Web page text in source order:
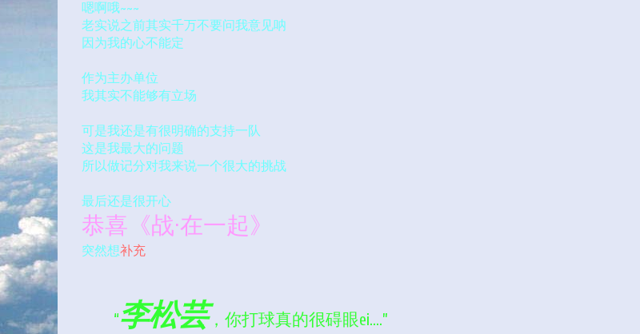
嗯啊哦~~~
老实说之前其实千万不要问我意见呐
因为我的心不能定
作为主办单位
我其实不能够有立场
可是我还是有很明确的支持一队
这是我最大的问题
所以做记分对我来说一个很大的挑战
最后还是很开心
恭喜《战·在一起》
突然想补充
“李松芸， 你打球真的很碍眼ei....”